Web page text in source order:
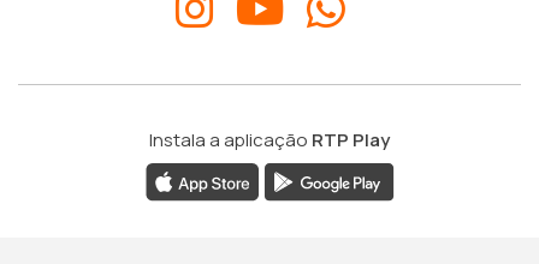
Instala a aplicação RTP Play